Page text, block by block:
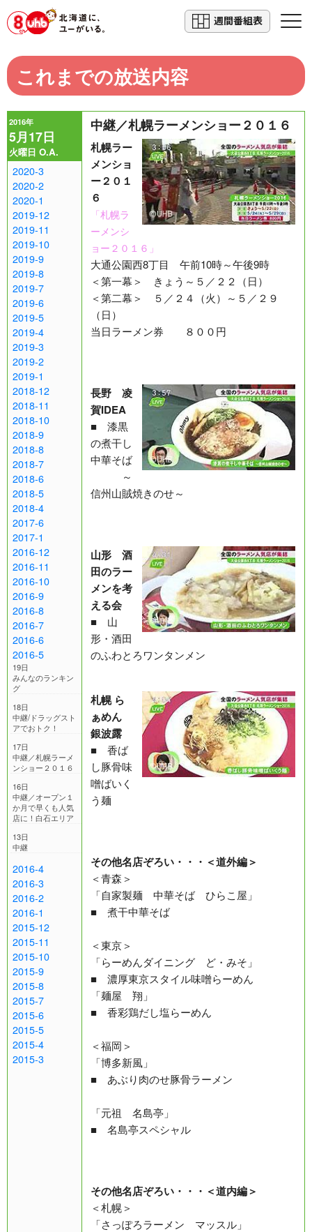
週間番組表
これまでの放送内容
2016年
5月17日
火曜日 O.A.
2020-3
2020-2
2020-1
2019-12
2019-11
2019-10
2019-9
2019-8
2019-7
2019-6
2019-5
2019-4
2019-3
2019-2
2019-1
2018-12
2018-11
2018-10
2018-9
2018-8
2018-7
2018-6
2018-5
2018-4
2017-6
2017-1
2016-12
2016-11
2016-10
2016-9
2016-8
2016-7
2016-6
2016-5
19日
みんなのランキン
グ
18日
中継/ドラッグスト
アでおトク！
17日
中継／札幌ラーメ
ンショー２０１６
16日
中継／オープン１
か月で早くも人気
店に！白石エリア
13日
中継
2016-4
2016-3
2016-2
2016-1
2015-12
2015-11
2015-10
2015-9
2015-8
2015-7
2015-6
2015-5
2015-4
2015-3
中継／札幌ラーメンショー２０１６
札幌ラー
メンショ
ー２０１
６
「札幌ラ
ーメンシ
ョー２０１６」
大通公園西8丁目 午前10時～午後9時
＜第一幕＞ きょう～５／２２（日）
＜第二幕＞ ５／２４（火）～５／２９
（日）
当日ラーメン券 ８００円
長野 凌
賀IDEA
■ 漆黒
の煮干し
中華そば
～
信州山賊焼きのせ～
山形 酒
田のラー
メンを考
える会
■ 山
形・酒田
のふわとろワンタンメン
札幌 ら
ぁめん
銀波露
■ 香ば
し豚骨味
噌ばいく
う麺
その他名店ぞろい・・・＜道外編＞
＜青森＞
「自家製麺 中華そば ひらこ屋」
■ 煮干中華そば
＜東京＞
「らーめんダイニング ど・みそ」
■ 濃厚東京スタイル味噌らーめん
「麺屋 翔」
■ 香彩鶏だし塩らーめん
＜福岡＞
「博多新風」
■ あぶり肉のせ豚骨ラーメン
「元祖 名島亭」
■ 名島亭スペシャル
その他名店ぞろい・・・＜道内編＞
＜札幌＞
「さっぽろラーメン マッスル」